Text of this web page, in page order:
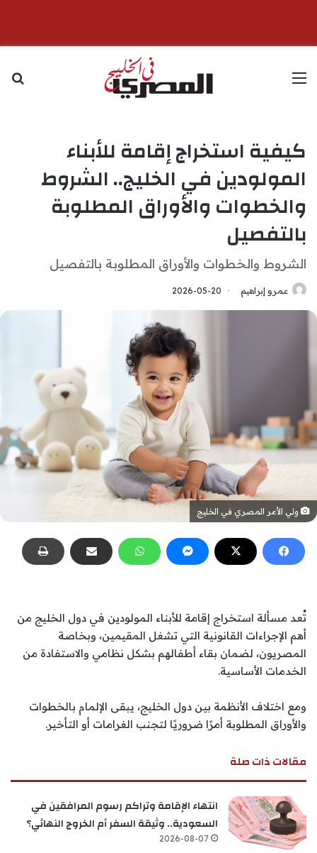
القائمة
كيفية استخراج إقامة للأبناء
المولودين في الخليج.. الشروط
والخطوات والأوراق المطلوبة
بالتفصيل
الشروط والخطوات والأوراق المطلوبة بالتفصيل
عمرو إبراهيم 2026-05-20
ولي الأمر المصري في الخليج
تُعد مسألة استخراج إقامة للأبناء المولودين في دول الخليج من
أهم الإجراءات القانونية التي تشغل المقيمين، وبخاصة
المصريون، لضمان بقاء أطفالهم بشكل نظامي والاستفادة من
الخدمات الأساسية.
ومع اختلاف الأنظمة بين دول الخليج، يبقى الإلمام بالخطوات
والأوراق المطلوبة أمرًا ضروريًا لتجنب الغرامات أو التأخير.
مقالات ذات صلة
انتهاء الإقامة وتراكم رسوم المرافقين في
السعودية.. وثيقة السفر أم الخروج النهائي؟
2026-08-07